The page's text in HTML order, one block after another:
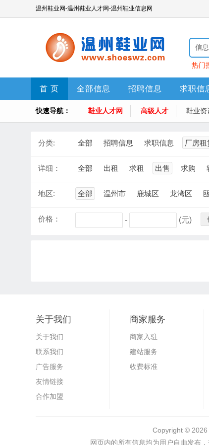
温州鞋业网-温州鞋业人才网-温州鞋业信息网
信息
热门
首 页 全部信息 招聘信息 求职信
快速导航： 鞋业人才网 高级人才 鞋业资
分类: 全部 招聘信息 求职信息 厂房租
详细： 全部 出租 求租 出售 求购
地区: 全部 温州市 鹿城区 龙湾区
价格： - (元)
关于我们
关于我们
联系我们
广告服务
友情链接
合作加盟
商家服务
商家入驻
建站服务
收费标准
Copyright © 2026
网页内的所有信息均为用户自由发布